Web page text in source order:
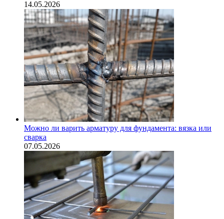
14.05.2026
Можно ли варить арматуру для фундамента: вязка или
сварка
07.05.2026